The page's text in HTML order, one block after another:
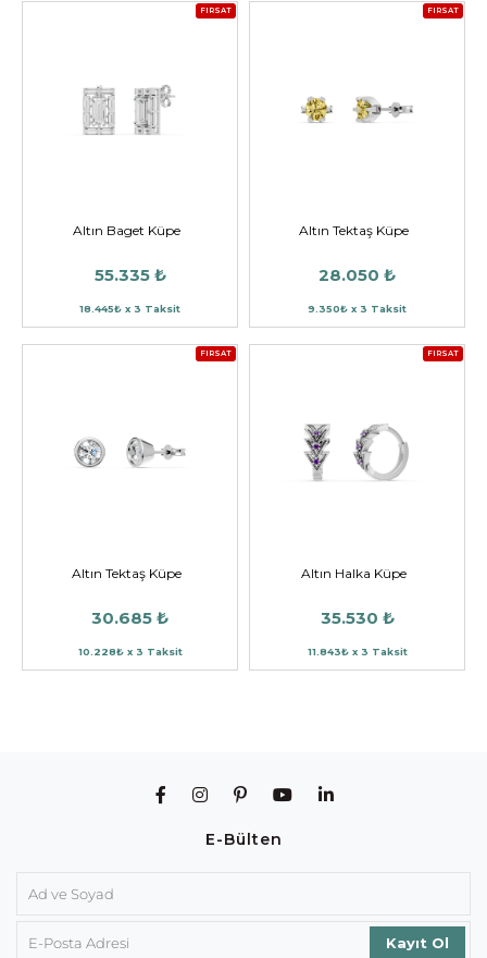
FIRSAT
Altın Baget Küpe
55.335 ₺
18.445₺ x 3 Taksit
FIRSAT
Altın Tektaş Küpe
28.050 ₺
9.350₺ x 3 Taksit
FIRSAT
Altın Tektaş Küpe
30.685 ₺
10.228₺ x 3 Taksit
FIRSAT
Altın Halka Küpe
35.530 ₺
11.843₺ x 3 Taksit
E-Bülten